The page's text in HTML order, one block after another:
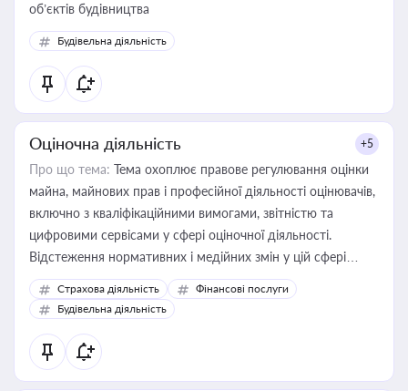
об’єктів будівництва
Будівельна діяльність
Оціночна діяльність +5
Про що тема: Тема охоплює правове регулювання оцінки
майна, майнових прав і професійної діяльності оцінювачів,
включно з кваліфікаційними вимогами, звітністю та
цифровими сервісами у сфері оціночної діяльності.
Відстеження нормативних і медійних змін у цій сфері
корисне для власника бізнесу, керівника, юриста або
бухгалтера під час оподаткування, приватизації, оренди
державного майна, корпоративних угод і перевірки
статусу суб'єктів оціночної діяльності
Страхова діяльність
Фінансові послуги
Будівельна діяльність